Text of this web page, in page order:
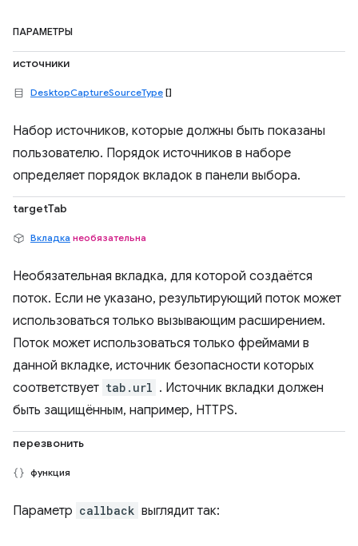
ПАРАМЕТРЫ
источники
DesktopCaptureSourceType []
Набор источников, которые должны быть показаны
пользователю. Порядок источников в наборе
определяет порядок вкладок в панели выбора.
targetTab
Вкладка необязательна
Необязательная вкладка, для которой создаётся
поток. Если не указано, результирующий поток может
использоваться только вызывающим расширением.
Поток может использоваться только фреймами в
данной вкладке, источник безопасности которых
соответствует tab.url . Источник вкладки должен
быть защищённым, например, HTTPS.
перезвонить
функция
Параметр callback выглядит так: